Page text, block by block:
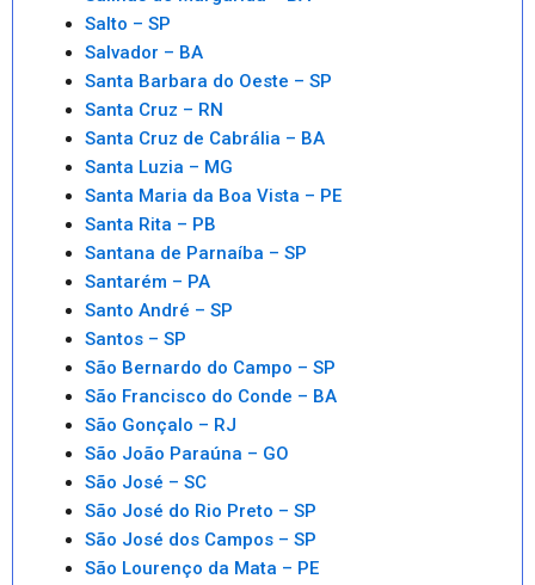
Salto – SP
Salvador – BA
Santa Barbara do Oeste – SP
Santa Cruz – RN
Santa Cruz de Cabrália – BA
Santa Luzia – MG
Santa Maria da Boa Vista – PE
Santa Rita – PB
Santana de Parnaíba – SP
Santarém – PA
Santo André – SP
Santos – SP
São Bernardo do Campo – SP
São Francisco do Conde – BA
São Gonçalo – RJ
São João Paraúna – GO
São José – SC
São José do Rio Preto – SP
São José dos Campos – SP
São Lourenço da Mata – PE